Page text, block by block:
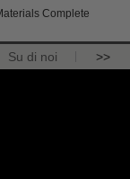
Complete
Su di noi >>